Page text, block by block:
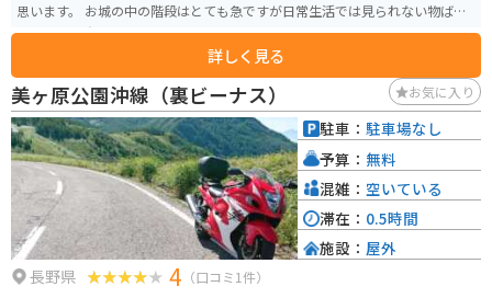
思います。 お城の中の階段はとても急ですが日常生活では見られない物ばか
りなので勉強になります。
詳しく見る
美ヶ原公園沖線（裏ビーナス） お気に入り
長野県 4 （口コミ1件）
駐車： 駐車場なし
予算： 無料
混雑： 空いている
滞在： 0.5時間
施設： 屋外